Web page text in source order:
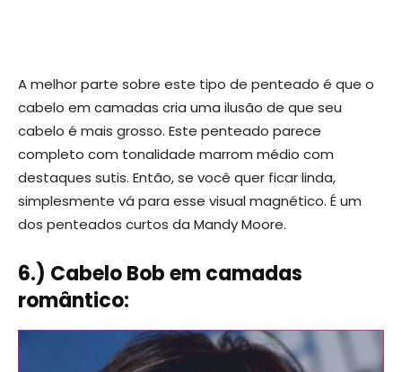
A melhor parte sobre este tipo de penteado é que o
cabelo em camadas cria uma ilusão de que seu
cabelo é mais grosso. Este penteado parece
completo com tonalidade marrom médio com
destaques sutis. Então, se você quer ficar linda,
simplesmente vá para esse visual magnético. É um
dos penteados curtos da Mandy Moore.
6.) Cabelo Bob em camadas
romântico: